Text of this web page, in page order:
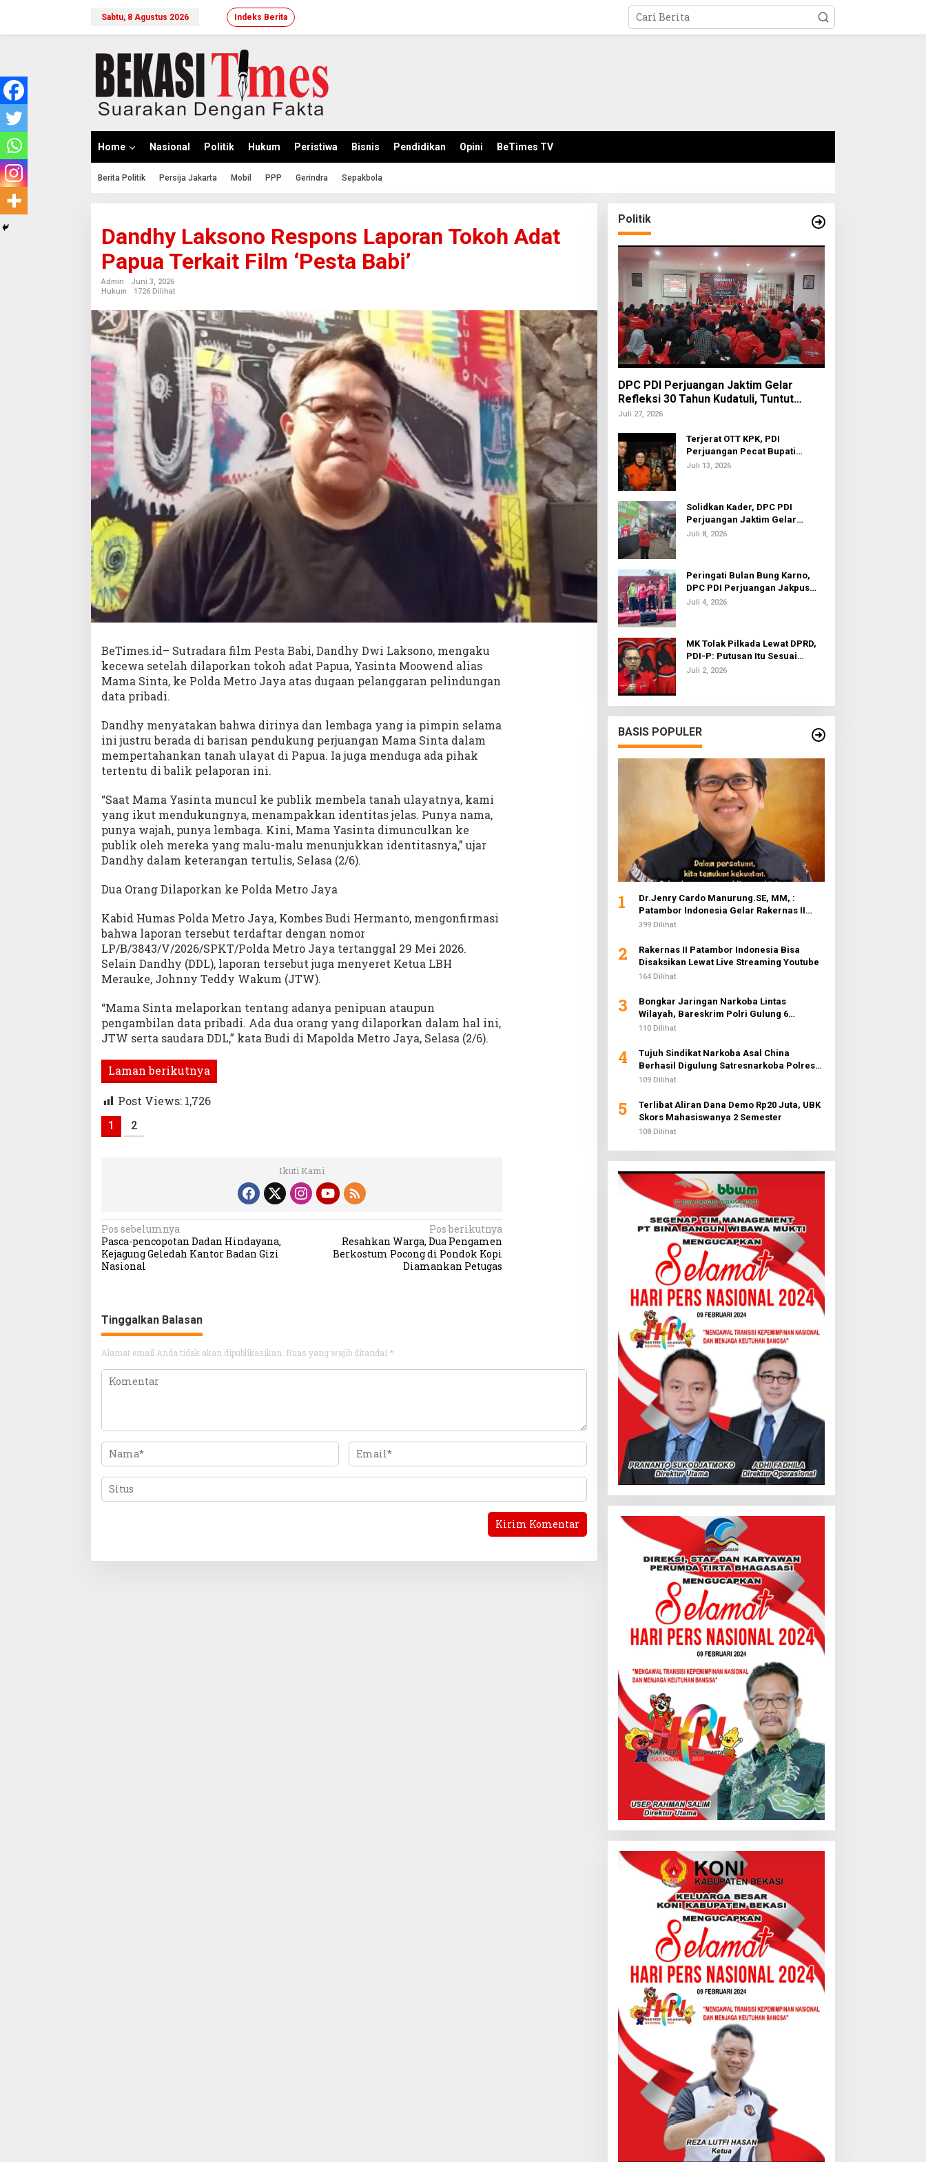
Sabtu, 8 Agustus 2026 Indeks Berita
Home Nasional Politik Hukum Peristiwa Bisnis Pendidikan Opini BeTimes TV
Berita Politik Persija Jakarta Mobil PPP Gerindra Sepakbola
Dandhy Laksono Respons Laporan Tokoh Adat
Papua Terkait Film ‘Pesta Babi’
Admin
Juni 3, 2026
Hukum
1726 Dilihat
BeTimes.id– Sutradara film Pesta Babi, Dandhy Dwi Laksono, mengaku
kecewa setelah dilaporkan tokoh adat Papua, Yasinta Moowend alias
Mama Sinta, ke Polda Metro Jaya atas dugaan pelanggaran pelindungan
data pribadi.
Dandhy menyatakan bahwa dirinya dan lembaga yang ia pimpin selama
ini justru berada di barisan pendukung perjuangan Mama Sinta dalam
mempertahankan tanah ulayat di Papua. Ia juga menduga ada pihak
tertentu di balik pelaporan ini.
“Saat Mama Yasinta muncul ke publik membela tanah ulayatnya, kami
yang ikut mendukungnya, menampakkan identitas jelas. Punya nama,
punya wajah, punya lembaga. Kini, Mama Yasinta dimunculkan ke
publik oleh mereka yang malu-malu menunjukkan identitasnya,” ujar
Dandhy dalam keterangan tertulis, Selasa (2/6).
Dua Orang Dilaporkan ke Polda Metro Jaya
Kabid Humas Polda Metro Jaya, Kombes Budi Hermanto, mengonfirmasi
bahwa laporan tersebut terdaftar dengan nomor
LP/B/3843/V/2026/SPKT/Polda Metro Jaya tertanggal 29 Mei 2026.
Selain Dandhy (DDL), laporan tersebut juga menyeret Ketua LBH
Merauke, Johnny Teddy Wakum (JTW).
“Mama Sinta melaporkan tentang adanya penipuan ataupun
pengambilan data pribadi. Ada dua orang yang dilaporkan dalam hal ini,
JTW serta saudara DDL,” kata Budi di Mapolda Metro Jaya, Selasa (2/6).
Laman berikutnya
Post Views: 1,726
1 2
Ikuti Kami
Navigasi
pos
Pos sebelumnya
Pasca-pencopotan Dadan Hindayana,
Kejagung Geledah Kantor Badan Gizi
Nasional
Pos berikutnya
Resahkan Warga, Dua Pengamen
Berkostum Pocong di Pondok Kopi
Diamankan Petugas
Tinggalkan Balasan
Alamat email Anda tidak akan dipublikasikan. Ruas yang wajib ditandai *
Politik
DPC PDI Perjuangan Jaktim Gelar
Refleksi 30 Tahun Kudatuli, Tuntut
Penuntasan Hukum Aktor Intelektual
Juli 27, 2026
Terjerat OTT KPK, PDI
Perjuangan Pecat Bupati
Sukoharjo Etik Suryani
Juli 13, 2026
Solidkan Kader, DPC PDI
Perjuangan Jaktim Gelar
Nobar Piala Dunia 2026
Juli 8, 2026
Peringati Bulan Bung Karno,
DPC PDI Perjuangan Jakpus
Gelar Turnamen Sepak Bola U-
Juli 4, 2026
MK Tolak Pilkada Lewat DPRD,
PDI-P: Putusan Itu Sesuai
dengan Semangat Reformasi
Juli 2, 2026
BASIS POPULER
1
Dr.Jenry Cardo Manurung.SE, MM, :
Patambor Indonesia Gelar Rakernas II
Evaluasi Program Kerja
399 Dilihat
2
Rakernas II Patambor Indonesia Bisa
Disaksikan Lewat Live Streaming Youtube
164 Dilihat
3
Bongkar Jaringan Narkoba Lintas
Wilayah, Bareskrim Polri Gulung 6
Pengedar dan Buru 2 DPO
110 Dilihat
4
Tujuh Sindikat Narkoba Asal China
Berhasil Digulung Satresnarkoba Polres
Metro Jakarta Barat
109 Dilihat
5
Terlibat Aliran Dana Demo Rp20 Juta, UBK
Skors Mahasiswanya 2 Semester
108 Dilihat